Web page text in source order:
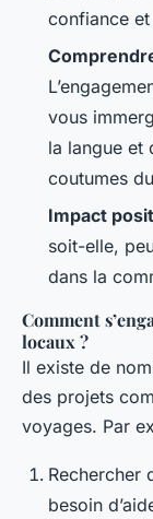
confiance et
vous
la langue et
coutumes
Impact
soit-elle,
dans la
Comment
locaux ?
Il existe de
des projets
voyages. Par
Rechercher
besoin